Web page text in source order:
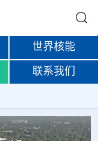
世界核能
联系我们